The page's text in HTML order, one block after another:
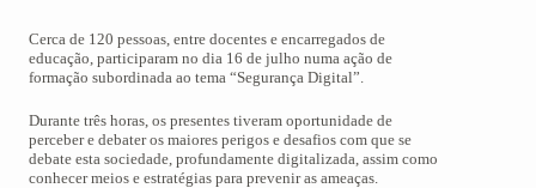
Cerca de 120 pessoas, entre docentes e encarregados de
educação, participaram no dia 16 de julho numa ação de
formação subordinada ao tema “Segurança Digital”.
Durante três horas, os presentes tiveram oportunidade de
perceber e debater os maiores perigos e desafios com que se
debate esta sociedade, profundamente digitalizada, assim como
conhecer meios e estratégias para prevenir as ameaças.